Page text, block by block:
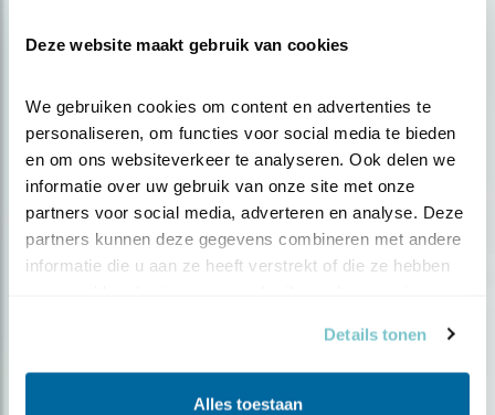
Deze website maakt gebruik van cookies
We gebruiken cookies om content en advertenties te
personaliseren, om functies voor social media te bieden
en om ons websiteverkeer te analyseren. Ook delen we
informatie over uw gebruik van onze site met onze
partners voor social media, adverteren en analyse. Deze
partners kunnen deze gegevens combineren met andere
informatie die u aan ze heeft verstrekt of die ze hebben
Details tonen
Alles toestaan